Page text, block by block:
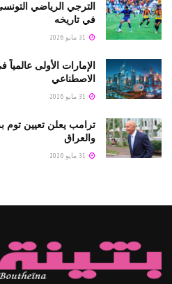
في تاريخه
الإمارات الأولى
الاصطناعي
ترامب يعلن تعيين توم
والعراق